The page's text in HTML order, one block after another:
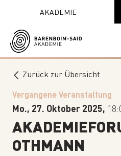
AKADEMIE
Zurück zur Übersicht
Vergangene Veranstaltung
Mo., 27. Oktober 2025,
OTHMANN